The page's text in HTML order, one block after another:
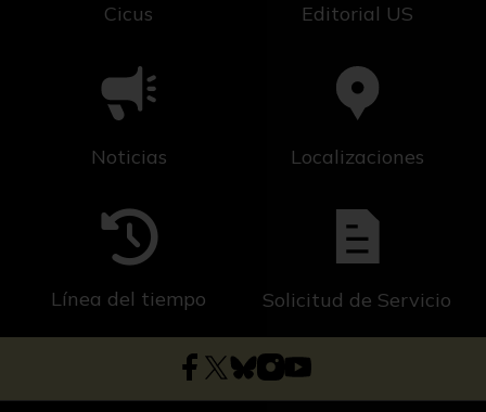
Cicus Editorial US
Noticias Localizaciones
Línea del tiempo Solicitud de Servicio